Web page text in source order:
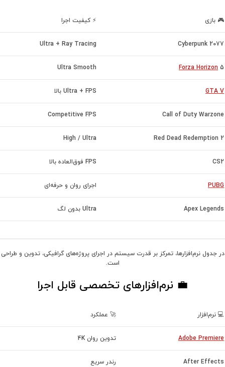
🎮 بازی ⚡ کیفیت اجرا
Cyberpunk 2077
Ultra + Ray Tracing
Forza Horizon 5
Ultra Smooth
GTA V Ultra + FPS بالا
Call of Duty Warzone
Competitive FPS
Red Dead Redemption 2
High / Ultra
CS2 FPS فوق‌العاده بالا
PUBG اجرای روان و حرفه‌ای
Apex Legends Ultra بدون لگ
در جدول نرم‌افزارها، تمرکز بر قدرت سیستم در اجرای پروژه‌های گرافیکی، تدوین و طراحی
است.
💼 نرم‌افزارهای تخصصی قابل اجرا
💻 نرم‌افزار 🚀 عملکرد
Adobe Premiere تدوین روان 4K
After Effects رندر سریع